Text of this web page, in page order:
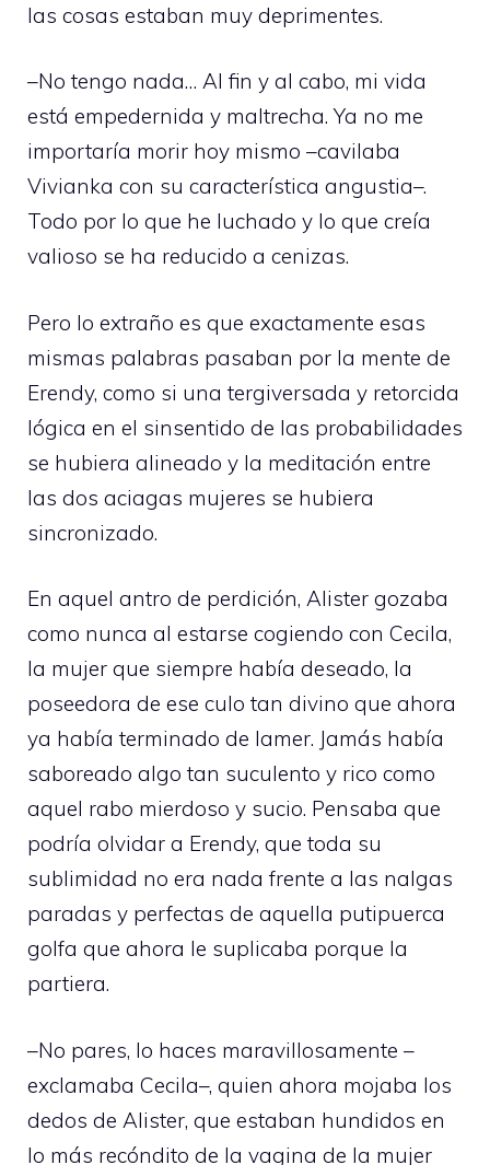
las cosas estaban muy deprimentes.
–No tengo nada… Al fin y al cabo, mi vida
está empedernida y maltrecha. Ya no me
importaría morir hoy mismo –cavilaba
Vivianka con su característica angustia–.
Todo por lo que he luchado y lo que creía
valioso se ha reducido a cenizas.
Pero lo extraño es que exactamente esas
mismas palabras pasaban por la mente de
Erendy, como si una tergiversada y retorcida
lógica en el sinsentido de las probabilidades
se hubiera alineado y la meditación entre
las dos aciagas mujeres se hubiera
sincronizado.
En aquel antro de perdición, Alister gozaba
como nunca al estarse cogiendo con Cecila,
la mujer que siempre había deseado, la
poseedora de ese culo tan divino que ahora
ya había terminado de lamer. Jamás había
saboreado algo tan suculento y rico como
aquel rabo mierdoso y sucio. Pensaba que
podría olvidar a Erendy, que toda su
sublimidad no era nada frente a las nalgas
paradas y perfectas de aquella putipuerca
golfa que ahora le suplicaba porque la
partiera.
–No pares, lo haces maravillosamente –
exclamaba Cecila–, quien ahora mojaba los
dedos de Alister, que estaban hundidos en
lo más recóndito de la vagina de la mujer